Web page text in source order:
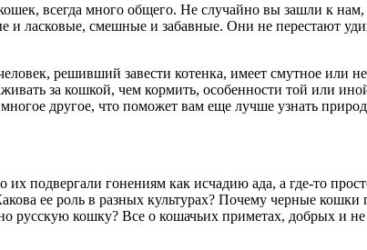
всегда много общего. Не случайно вы зашли к нам,
ласковые, смешные и забавные. Они не перестают
решивший завести котенка, имеет смутное или
за кошкой, чем кормить, особенности той или
другое, что поможет вам еще лучше узнать
их подвергали гонениям как исчадию ада, а где-то
ее роль в разных культурах? Почему черные
кошку? Все о кошачьих приметах, добрых и не